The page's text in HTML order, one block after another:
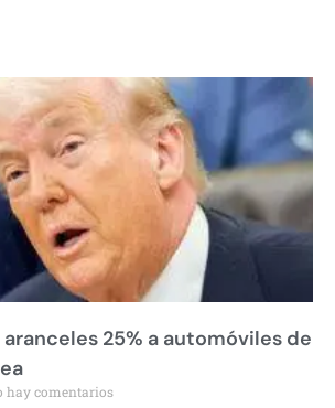
25% a automóviles de
hay comentarios